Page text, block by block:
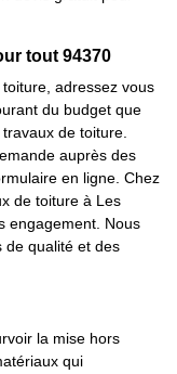
tout 94370
adressez vous
du budget que
de toiture.
auprès des
en ligne. Chez
de toiture à Les
engagement. Nous
de qualité et des
la mise hors
qui